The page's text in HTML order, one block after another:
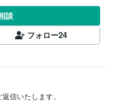
談
フォロー24
信いたします。